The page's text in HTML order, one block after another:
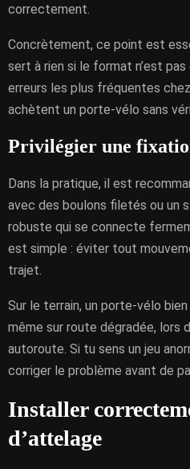
correctement.
Concrètement, ce point est
sert à rien si le format n’est pas
erreurs les plus fréquentes
achètent un porte-vélo sans
Privilégier une
Dans la pratique, il est
avec des boulons filetés ou un
robuste qui se connecte
est simple : éviter tout
trajet.
Sur le terrain, un porte-vélo
même sur route dégradée, lors
autoroute. Si tu sens un jeu
corriger le problème avant de
Installer
d’attelage